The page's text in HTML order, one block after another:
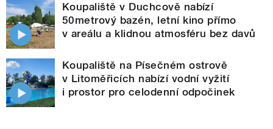
Koupaliště v Duchcově nabízí
50metrový bazén, letní kino přímo
v areálu a klidnou atmosféru bez davů
Koupaliště na Písečném ostrově
v Litoměřicích nabízí vodní vyžití
i prostor pro celodenní odpočinek